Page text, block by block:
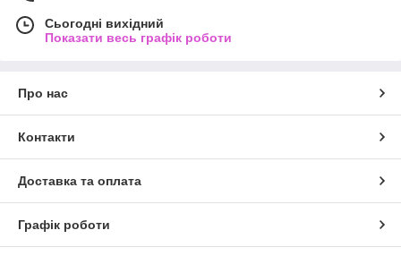
Сьогодні вихідний
Показати весь графік роботи
Про нас
Контакти
Доставка та оплата
Графік роботи